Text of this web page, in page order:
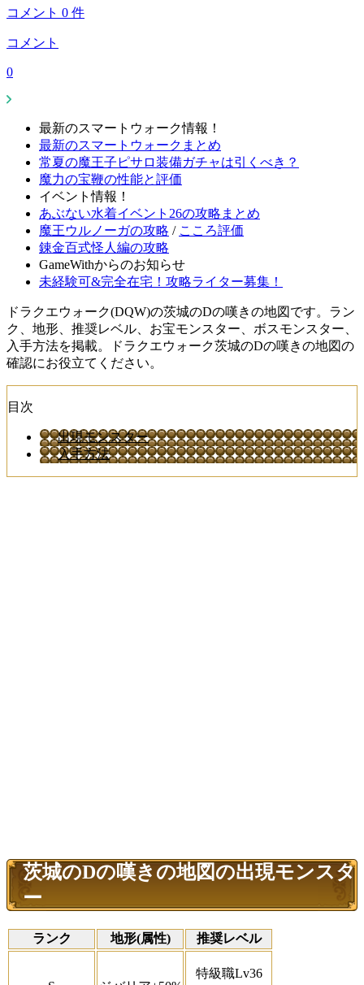
コメント 0 件
コメント
0
最新のスマートウォーク情報！
最新のスマートウォークまとめ
常夏の魔王子ピサロ装備ガチャは引くべき？
魔力の宝鞭の性能と評価
イベント情報！
あぶない水着イベント26の攻略まとめ
魔王ウルノーガの攻略 / こころ評価
錬金百式怪人編の攻略
GameWithからのお知らせ
未経験可&完全在宅！攻略ライター募集！
ドラクエウォーク(DQW)の茨城のDの嘆きの地図です。ラン
ク、地形、推奨レベル、お宝モンスター、ボスモンスター、
入手方法を掲載。ドラクエウォーク茨城のDの嘆きの地図の
確認にお役立てください。
目次
出現モンスター
入手方法
茨城のDの嘆きの地図の出現モンスタ
ー
ランク 地形(属性) 推奨レベル
特級職Lv36